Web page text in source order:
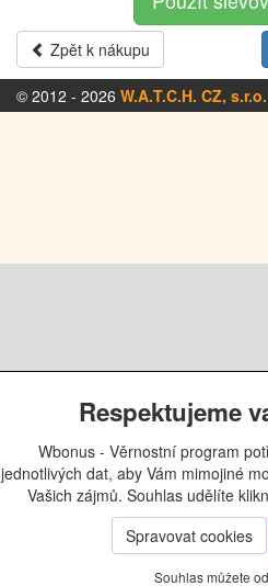
Zpět k nákupu
© 2012 - 2026 W.A.T.C.H. CZ, s.r.o.
Respektujeme
Wbonus - Věrnostní program
jednotlivých dat, aby Vám mimojiné
Vašich zájmů. Souhlas udělíte
Spravovat cookies
Souhlas můžete